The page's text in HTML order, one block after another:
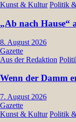
Kunst & Kultur Politik
„Ab nach Hause“
8. August 2026
Gazette
Aus der Redaktion
Wenn der Damm
7. August 2026
Gazette
Kunst & Kultur Politik